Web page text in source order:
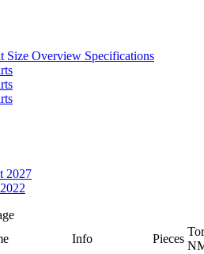
Overview Specifications
2027
Info Pieces